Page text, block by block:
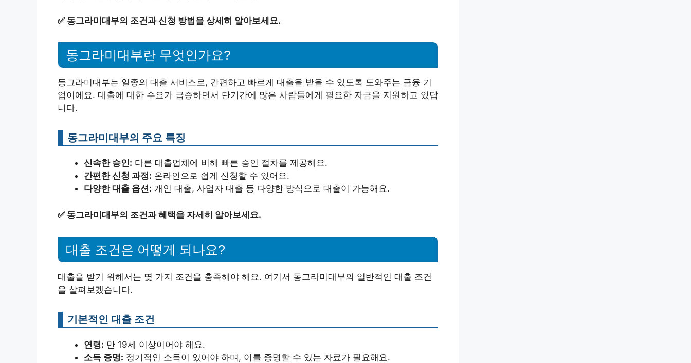
✅ 동그라미대부의 조건과 신청 방법을 상세히 알아보세요.
동그라미대부란 무엇인가요?
동그라미대부는 일종의 대출 서비스로, 간편하고 빠르게 대출을 받을 수 있도록 도와주는 금융 기
업이에요. 대출에 대한 수요가 급증하면서 단기간에 많은 사람들에게 필요한 자금을 지원하고 있답
니다.
동그라미대부의 주요 특징
신속한 승인: 다른 대출업체에 비해 빠른 승인 절차를 제공해요.
간편한 신청 과정: 온라인으로 쉽게 신청할 수 있어요.
다양한 대출 옵션: 개인 대출, 사업자 대출 등 다양한 방식으로 대출이 가능해요.
✅ 동그라미대부의 조건과 혜택을 자세히 알아보세요.
대출 조건은 어떻게 되나요?
대출을 받기 위해서는 몇 가지 조건을 충족해야 해요. 여기서 동그라미대부의 일반적인 대출 조건
을 살펴보겠습니다.
기본적인 대출 조건
연령: 만 19세 이상이어야 해요.
소득 증명: 정기적인 소득이 있어야 하며, 이를 증명할 수 있는 자료가 필요해요.